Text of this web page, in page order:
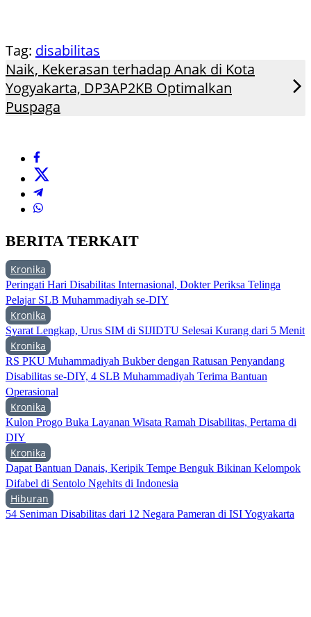
Tag: disabilitas
Naik, Kekerasan terhadap Anak di Kota
Yogyakarta, DP3AP2KB Optimalkan
Puspaga
BERITA TERKAIT
Kronika
Peringati Hari Disabilitas Internasional, Dokter Periksa Telinga
Pelajar SLB Muhammadiyah se-DIY
Kronika
Syarat Lengkap, Urus SIM di SIJIDTU Selesai Kurang dari 5 Menit
Kronika
RS PKU Muhammadiyah Bukber dengan Ratusan Penyandang
Disabilitas se-DIY, 4 SLB Muhammadiyah Terima Bantuan
Operasional
Kronika
Kulon Progo Buka Layanan Wisata Ramah Disabilitas, Pertama di
DIY
Kronika
Dapat Bantuan Danais, Keripik Tempe Benguk Bikinan Kelompok
Difabel di Sentolo Ngehits di Indonesia
Hiburan
54 Seniman Disabilitas dari 12 Negara Pameran di ISI Yogyakarta